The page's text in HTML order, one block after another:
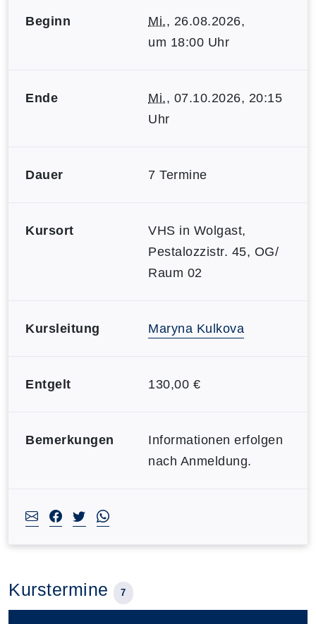
Beginn Mi., 26.08.2026,
um 18:00 Uhr
Ende Mi., 07.10.2026, 20:15
Uhr
Dauer 7 Termine
Kursort
VHS in Wolgast,
Pestalozzistr. 45, OG/
Raum 02
Kursleitung Maryna Kulkova
Entgelt 130,00 €
Bemerkungen
Informationen erfolgen
nach Anmeldung.
Kurstermine 7